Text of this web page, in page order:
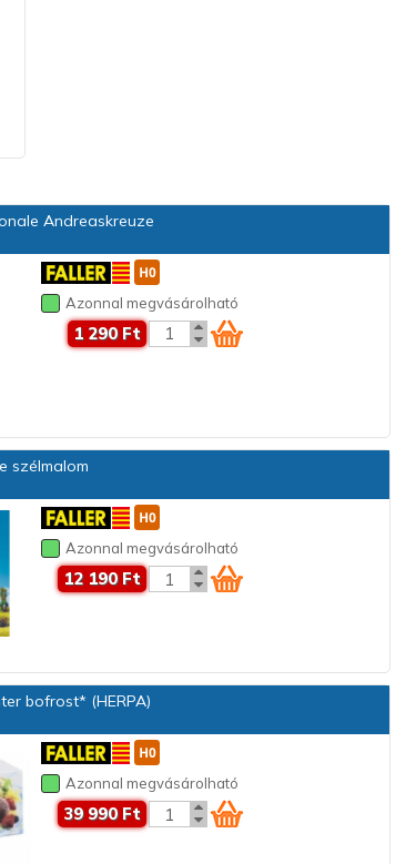
Andreaskreuze
Azonnal megvásárolható
1 290 Ft
szélmalom
Azonnal megvásárolható
12 190 Ft
bofrost* (HERPA)
Azonnal megvásárolható
39 990 Ft